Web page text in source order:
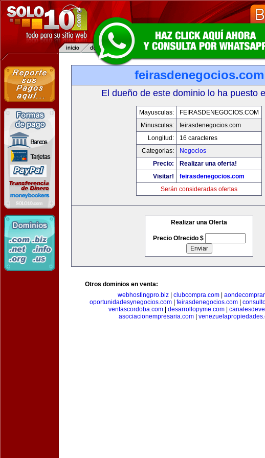
feirasdenegocios.com
El dueño de este dominio lo ha puesto
Mayusculas:
FEIRASDENEGOCIOS.COM
Minusculas:
feirasdenegocios.com
Longitud:
16 caracteres
Categorias:
Negocios
Precio:
Realizar una oferta!
Visitar!
feirasdenegocios.com
Serán consideradas ofertas
Realizar una Oferta
Precio Ofrecido $
Otros dominios en venta:
webhostingpro.biz| clubcompra.com|
oportunidadesynegocios.com| feirasdenegocios.com|
ventascordoba.com| desarrollopyme.com|
asociacionempresaria.com